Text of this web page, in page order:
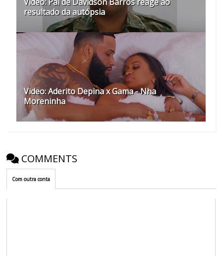
Video: Pai de Davidson Barros reage ao
resultado da autópsia
Video: Aderito Depina x Gama - Nha
Moreninha
COMMENTS
Com outra conta